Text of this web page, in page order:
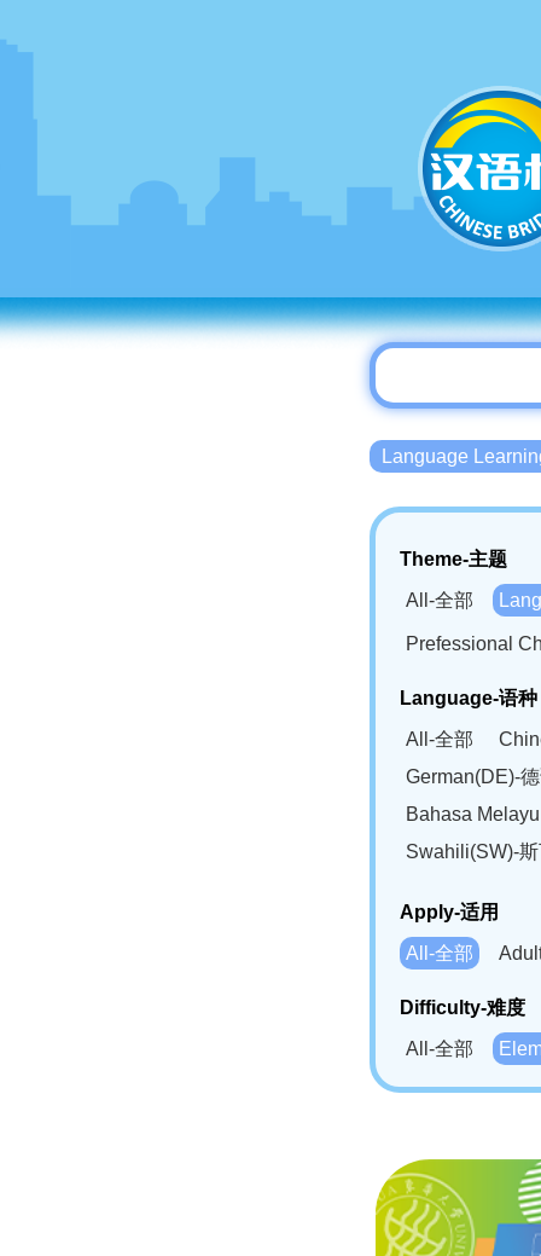
Language
Theme-主题
All-全部
Prefessional
Language-语种
All-全部
German(DE)-
Bahasa
Swahili(SW)-
Apply-适用
All-全部
Difficulty-难度
All-全部